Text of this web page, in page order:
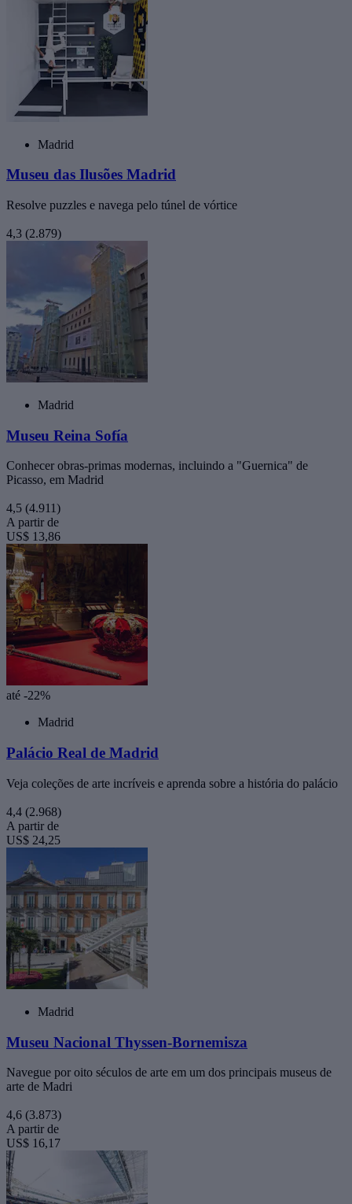
Madrid
Museu das Ilusões Madrid
Resolve puzzles e navega pelo túnel de vórtice
4,3 (2.879)
Madrid
Museu Reina Sofía
Conhecer obras-primas modernas, incluindo a "Guernica" de
Picasso, em Madrid
4,5 (4.911)
A partir de
US$ 13,86
até -22%
Madrid
Palácio Real de Madrid
Veja coleções de arte incríveis e aprenda sobre a história do palácio
4,4 (2.968)
A partir de
US$ 24,25
Madrid
Museu Nacional Thyssen-Bornemisza
Navegue por oito séculos de arte em um dos principais museus de
arte de Madri
4,6 (3.873)
A partir de
US$ 16,17